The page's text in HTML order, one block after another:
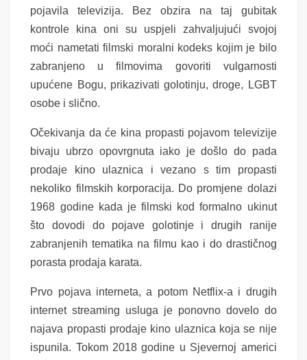
pojavila televizija. Bez obzira na taj gubitak
kontrole kina oni su uspjeli zahvaljujući svojoj
moći nametati filmski moralni kodeks kojim je bilo
zabranjeno u filmovima govoriti vulgarnosti
upućene Bogu, prikazivati golotinju, droge, LGBT
osobe i slično.
Očekivanja da će kina propasti pojavom televizije
bivaju ubrzo opovrgnuta iako je došlo do pada
prodaje kino ulaznica i vezano s tim propasti
nekoliko filmskih korporacija. Do promjene dolazi
1968 godine kada je filmski kod formalno ukinut
što dovodi do pojave golotinje i drugih ranije
zabranjenih tematika na filmu kao i do drastičnog
porasta prodaja karata.
Prvo pojava interneta, a potom Netflix-a i drugih
internet streaming usluga je ponovno dovelo do
najava propasti prodaje kino ulaznica koja se nije
ispunila. Tokom 2018 godine u Sjevernoj americi